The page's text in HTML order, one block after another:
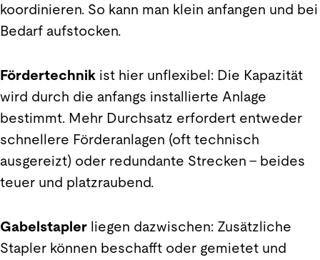
koordinieren. So kann man klein anfangen und bei
Bedarf aufstocken.
Fördertechnik ist hier unflexibel: Die Kapazität
wird durch die anfangs installierte Anlage
bestimmt. Mehr Durchsatz erfordert entweder
schnellere Förderanlagen (oft technisch
ausgereizt) oder redundante Strecken – beides
teuer und platzraubend.
Gabelstapler liegen dazwischen: Zusätzliche
Stapler können beschafft oder gemietet und